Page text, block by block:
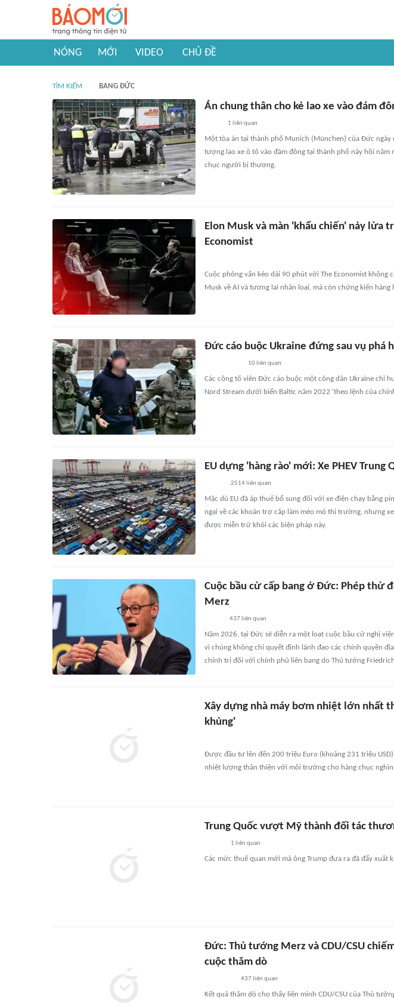
NÓNG MỚI VIDEO CHỦ ĐỀ
TÌM KIẾM BANG ĐỨC
Án chung thân cho kẻ lao xe vào đám
1 liên quan
Một tòa án tại thành phố Munich (München) của Đức
tượng lao xe ô tô vào đám đông tại thành phố này hồi năm
chục người bị thương.
Elon Musk và màn 'khẩu chiến' nảy lửa
Economist
Cuộc phỏng vấn kéo dài 90 phút với The Economist không
Musk về AI và tương lai nhân loại, mà còn chứng kiến
Đức cáo buộc Ukraine đứng sau vụ phá
10liên quan
Các công tố viên Đức cáo buộc một công dân Ukraine chỉ
Nord Stream dưới biển Baltic năm 2022 'theo lệnh của
EU dựng 'hàng rào' mới: Xe PHEV Trung
2514 liên quan
Mặc dù EU đã áp thuế bổ sung đối với xe điện chạy bằng
ngại về các khoản trợ cấp làm méo mó thị trường, nhưng
được miễn trừ khỏi các biện pháp này.
Cuộc bầu cử cấp bang ở Đức: Phép thử
Merz
437 liên quan
Năm 2026, tại Đức sẽ diễn ra một loạt cuộc bầu cử nghị
vì chúng không chỉ quyết định lãnh đạo các chính quyền
chính trị đối với chính phủ liên bang do Thủ tướng
Xây dựng nhà máy bơm nhiệt lớn nhất
khủng'
Được đầu tư lên đến 200 triệu Euro (khoảng 231 triệu
nhiệt lượng thân thiện với môi trường cho hàng chục
Trung Quốc vượt Mỹ thành đối tác
1 liên quan
Các mức thuế quan mới mà ông Trump đưa ra đã đẩy xuất
Đức: Thủ tướng Merz và CDU/CSU
cuộc thăm dò
437liên quan
Kết quả thăm dò cho thấy liên minh CDU/CSU của Thủ